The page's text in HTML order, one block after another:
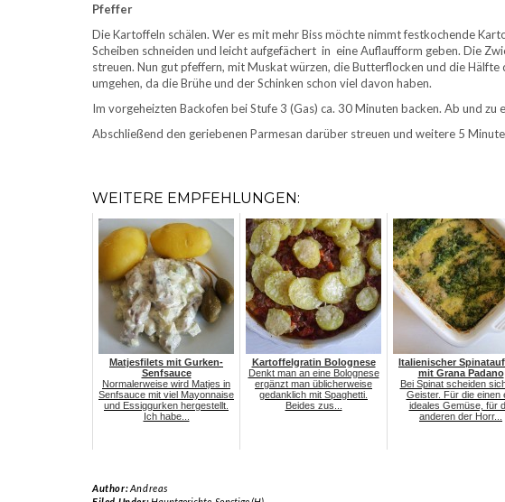
Pfeffer
Die Kartoffeln schälen. Wer es mit mehr Biss möchte nimmt festkochende
Scheiben schneiden und leicht aufgefächert in eine Auflaufform geben. Die
streuen. Nun gut pfeffern, mit Muskat würzen, die Butterflocken und die
umgehen, da die Brühe und der Schinken schon viel davon haben.
Im vorgeheizten Backofen bei Stufe 3 (Gas) ca. 30 Minuten backen. Ab und zu
Abschließend den geriebenen Parmesan darüber streuen und weitere 5
WEITERE EMPFEHLUNGEN:
Matjesfilets mit Gurken-
Senfsauce
Normalerweise wird Matjes in
Senfsauce mit viel Mayonnaise
und Essiggurken hergestellt.
Ich habe...
Kartoffelgratin Bolognese
Denkt man an eine Bolognese
ergänzt man üblicherweise
gedanklich mit Spaghetti.
Beides zus...
Italienischer
mit Grana Padano
Bei Spinat scheiden
Geister. Für die einen
ideales Gemüse, für
anderen der Horr...
Author:Andreas